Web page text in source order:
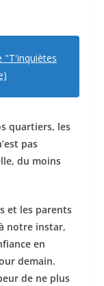
"T'inquiètes
quartiers, les
pas
du moins
et les parents
notre instar,
en
demain.
de ne plus